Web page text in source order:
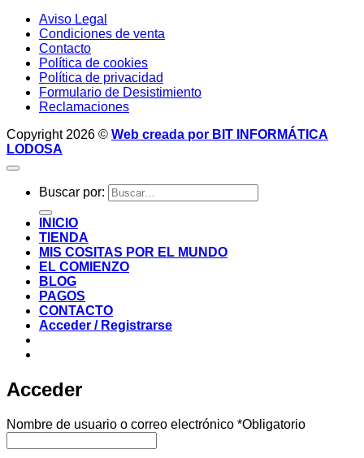
Aviso Legal
Condiciones de venta
Contacto
Política de cookies
Política de privacidad
Formulario de Desistimiento
Reclamaciones
Copyright 2026 © Web creada por BIT INFORMÁTICA
LODOSA
Buscar por:
INICIO
TIENDA
MIS COSITAS POR EL MUNDO
EL COMIENZO
BLOG
PAGOS
CONTACTO
Acceder / Registrarse
Acceder
Nombre de usuario o correo electrónico *Obligatorio